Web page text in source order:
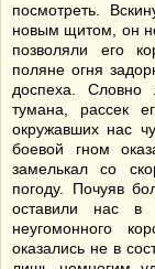
посмотреть.
новым щитом, он
позволяли его
поляне огня
доспеха. Словно
тумана, рассек
окружавших нас
боевой гном
замелькал со
погоду. Почуяв
оставили нас в
неугомонного
оказались не в